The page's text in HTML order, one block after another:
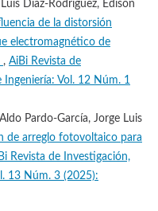
Diaz-Rodríguez, Edison
de la distorsión
electromagnético de
, AiBi Revista de
Vol. 12 Núm. 1
Pardo-García, Jorge Luis
de arreglo fotovoltaico para
Revista de Investigación,
13 Núm. 3 (2025):